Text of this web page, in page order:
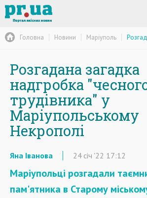
Головна Новини Маріуполь
Розгадана загадка
надгробка
трудівника" у
Маріупольському
Некрополі
Яна Іванова 24 січ '22 17:12
Маріупольці розгадали
пам'ятника в Старому